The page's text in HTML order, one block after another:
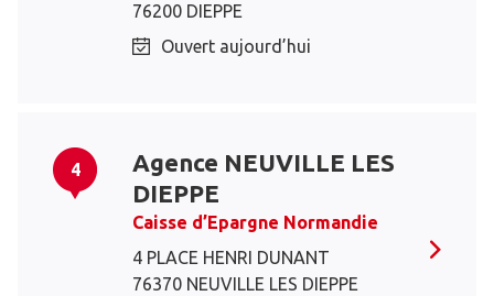
76200 DIEPPE
Ouvert aujourd’hui
4
Agence NEUVILLE LES
DIEPPE
Caisse d’Epargne Normandie
4 PLACE HENRI DUNANT
76370 NEUVILLE LES DIEPPE